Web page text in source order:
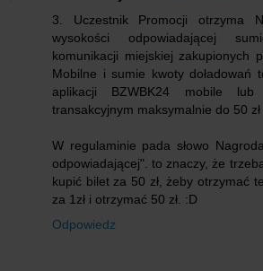
3. Uczestnik Promocji otrzyma
wysokości odpowiadającej
komunikacji miejskiej zakupionych
Mobilne i sumie kwoty doładowań
aplikacji BZWBK24 mobile
transakcyjnym maksymalnie do 50
W regulaminie pada słowo
odpowiadającej". to znaczy, że
kupić bilet za 50 zł, żeby otrzymać
za 1zł i otrzymać 50 zł. :D
Odpowiedz